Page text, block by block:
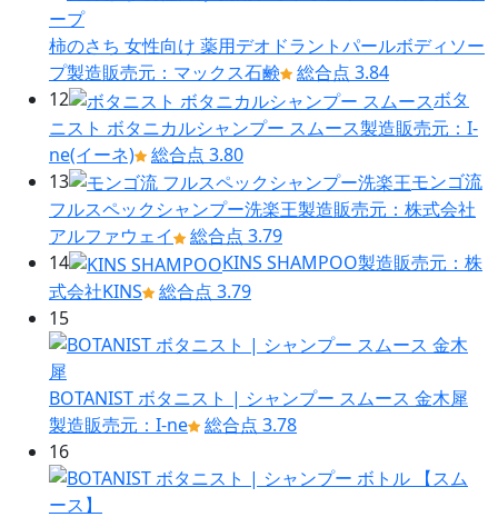
柿のさち 女性向け 薬用デオドラントパールボディソー
プ製造販売元：マックス石鹸
総合点 3.84
12
ボタ
ニスト ボタニカルシャンプー スムース製造販売元：I-
ne(イーネ)
総合点 3.80
13
モンゴ流
フルスペックシャンプー洗楽王製造販売元：株式会社
アルファウェイ
総合点 3.79
14
KINS SHAMPOO製造販売元：株
式会社KINS
総合点 3.79
15
BOTANIST ボタニスト | シャンプー スムース 金木犀
製造販売元：I-ne
総合点 3.78
16